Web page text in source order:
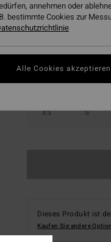
FarbeFiesta Pink
XS S
Dieses Produkt ist
Kaufen Sie andere
annehmen oder
bestimmte Cookies zur
Alle Cookies akzeptieren